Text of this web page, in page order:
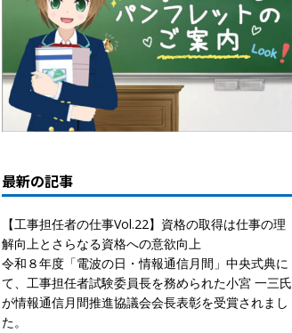
最新の記事
【工事担任者の仕事Vol.22】資格の取得は仕事の理
解向上とさらなる資格への意欲向上
令和８年度「電波の日・情報通信月間」中央式典に
て、工事担任者試験委員長を務められた小宮 一三氏
が情報通信月間推進協議会会長表彰を受賞されまし
た。